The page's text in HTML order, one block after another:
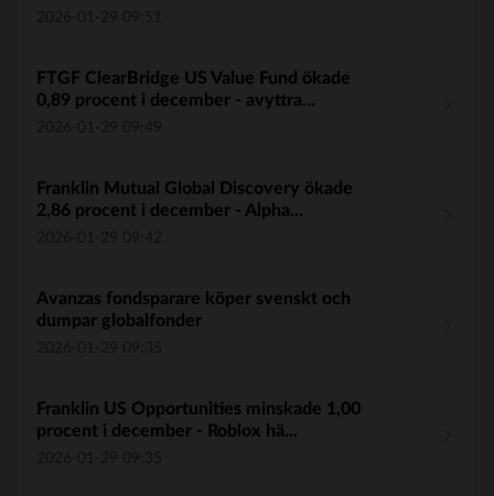
FTGF ClearBridge US Value Fund ökade
0,89 procent i december - avyttra...
Franklin Mutual Global Discovery ökade
2,86 procent i december - Alpha...
Avanzas fondsparare köper svenskt och
dumpar globalfonder
Franklin US Opportunities minskade 1,00
procent i december - Roblox hä...